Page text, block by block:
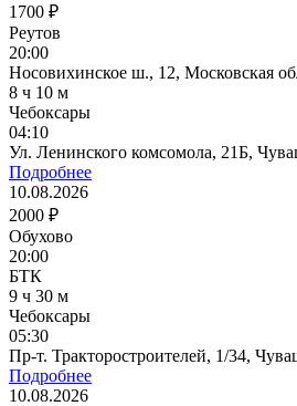
1700 ₽
Реутов
20:00
Носовихинское ш., 12, Московская
8 ч 10 м
Чебоксары
04:10
Ул. Ленинского комсомола, 21Б,
Подробнее
10.08.2026
2000 ₽
Обухово
20:00
БТК
9 ч 30 м
Чебоксары
05:30
Пр-т. Тракторостроителей, 1/34,
Подробнее
10.08.2026